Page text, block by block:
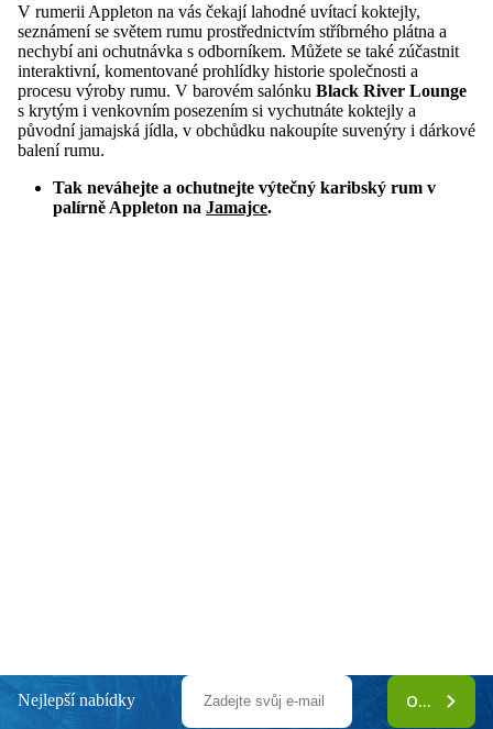
V rumerii Appleton na vás čekají lahodné uvítací koktejly,
seznámení se světem rumu prostřednictvím stříbrného plátna a
nechybí ani ochutnávka s odborníkem. Můžete se také zúčastnit
interaktivní, komentované prohlídky historie společnosti a
procesu výroby rumu. V barovém salónku Black River Lounge
s krytým i venkovním posezením si vychutnáte koktejly a
původní jamajská jídla, v obchůdku nakoupíte suvenýry i dárkové
balení rumu.
Tak neváhejte a ochutnejte výtečný karibský rum v
palírně Appleton na Jamajce.
Nejlepší nabídky ODEBÍRAT